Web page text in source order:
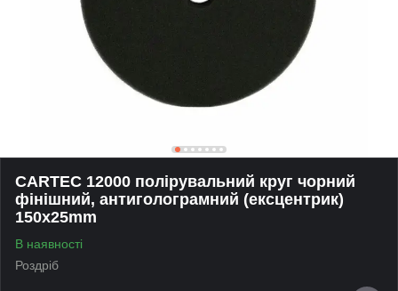
CARTEC 12000 полірувальний круг чорний
фінішний, антиголограмний (ексцентрик)
150x25mm
В наявності
Роздріб